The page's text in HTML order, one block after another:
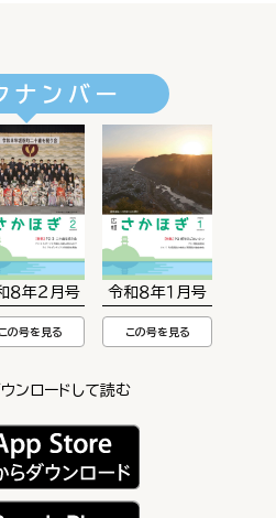
ナンバー
８年２月号
この号を見る
令和８年１月号
この号を見る
ンロードして読む